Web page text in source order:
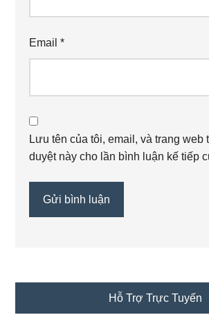
Email*
Lưu tên của tôi, email, và trang web
duyệt này cho lần bình luận kế tiếp
Hỗ Trợ Trực Tuyến